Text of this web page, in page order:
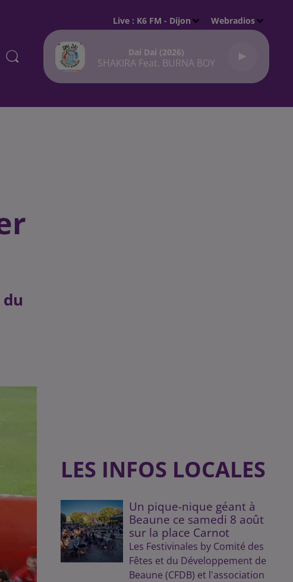
Live : K6 FM - Dijon Webradios
Dai Dai (2026)
SHAKIRA Feat. BURNA BOY
LES INFOS LOCALES
Un pique-nique géant à
Beaune ce samedi 8 août
sur la place Carnot
Les Festivinales by Comité des
Fêtes et du Développement de
Beaune (CFDB) et l'association